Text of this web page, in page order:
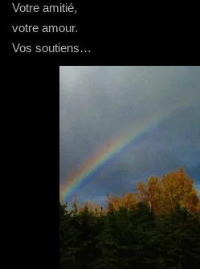
Votre amitié,
votre amour.
Vos soutiens…